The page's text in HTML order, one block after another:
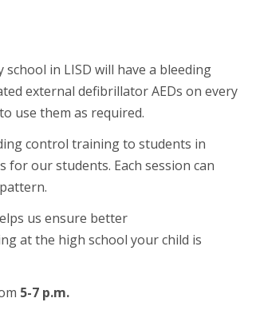
in LISD will have a bleeding
external defibrillator AEDs on every
use them as required.
control training to students in
for our students. Each session can
us ensure better
at the high school your child is
5-7 p.m.